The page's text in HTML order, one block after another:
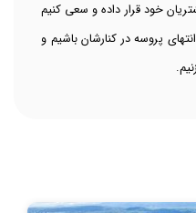
خود قرار داده و سعی کنیم
پروسه در کنارشان باشیم و